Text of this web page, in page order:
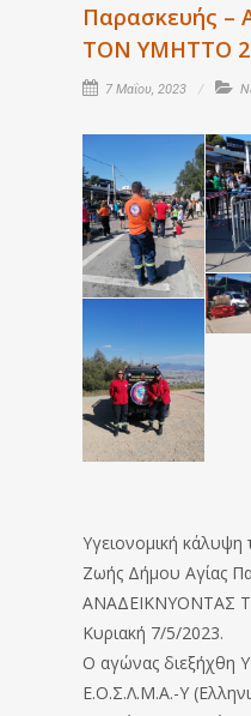
Παρασκευής
ΤΟΝ ΥΜΗΤΤΟ
7 Μαΐου, 2023
Υγειονομική
Ζωής Δήμου Αγίας
ΑΝΑΔΕΙΚΝΥΟΝΤΑΣ
Κυριακή 7/5/2023.
Ο αγώνας διεξήχθη
Ε.Ο.Σ.Λ.Μ.Α.-Υ